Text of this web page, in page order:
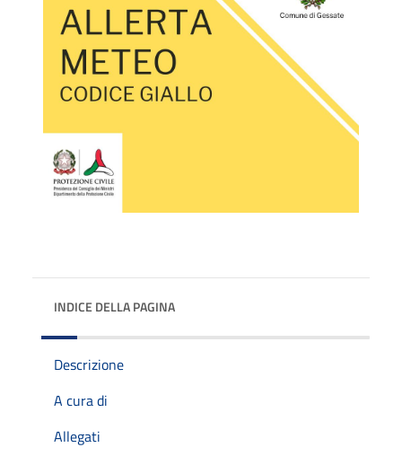
INDICE DELLA PAGINA
Descrizione
A cura di
Allegati